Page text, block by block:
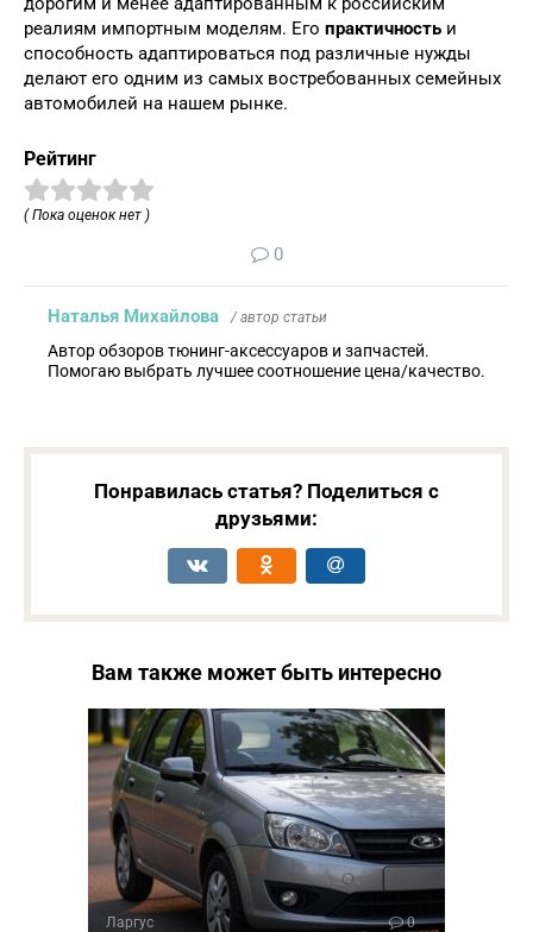
реалиям импортным моделям. Его практичность и
способность адаптироваться под различные нужды
делают его одним из самых востребованных семейных
автомобилей на нашем рынке.
Рейтинг
( Пока оценок нет )
0
Наталья Михайлова / автор статьи
Автор обзоров тюнинг-аксессуаров и запчастей.
Помогаю выбрать лучшее соотношение цена/качество.
Понравилась статья? Поделиться с
друзьями:
Вам также может быть интересно
Ларгус 0